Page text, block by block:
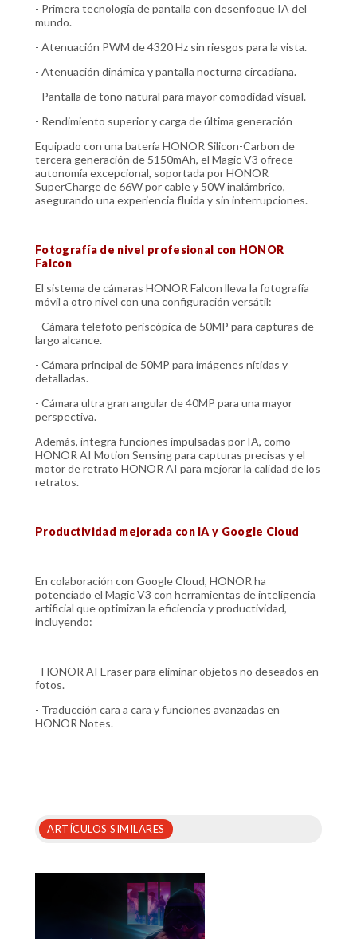
- Primera tecnología de pantalla con desenfoque IA del
mundo.
- Atenuación PWM de 4320 Hz sin riesgos para la vista.
- Atenuación dinámica y pantalla nocturna circadiana.
- Pantalla de tono natural para mayor comodidad visual.
- Rendimiento superior y carga de última generación
Equipado con una batería HONOR Silicon-Carbon de
tercera generación de 5150mAh, el Magic V3 ofrece
autonomía excepcional, soportada por HONOR
SuperCharge de 66W por cable y 50W inalámbrico,
asegurando una experiencia fluida y sin interrupciones.
Fotografía de nivel profesional con HONOR
Falcon
El sistema de cámaras HONOR Falcon lleva la fotografía
móvil a otro nivel con una configuración versátil:
- Cámara telefoto periscópica de 50MP para capturas de
largo alcance.
- Cámara principal de 50MP para imágenes nítidas y
detalladas.
- Cámara ultra gran angular de 40MP para una mayor
perspectiva.
Además, integra funciones impulsadas por IA, como
HONOR AI Motion Sensing para capturas precisas y el
motor de retrato HONOR AI para mejorar la calidad de los
retratos.
Productividad mejorada con IA y Google Cloud
En colaboración con Google Cloud, HONOR ha
potenciado el Magic V3 con herramientas de inteligencia
artificial que optimizan la eficiencia y productividad,
incluyendo:
- HONOR AI Eraser para eliminar objetos no deseados en
fotos.
- Traducción cara a cara y funciones avanzadas en
HONOR Notes.
ARTÍCULOS SIMILARES